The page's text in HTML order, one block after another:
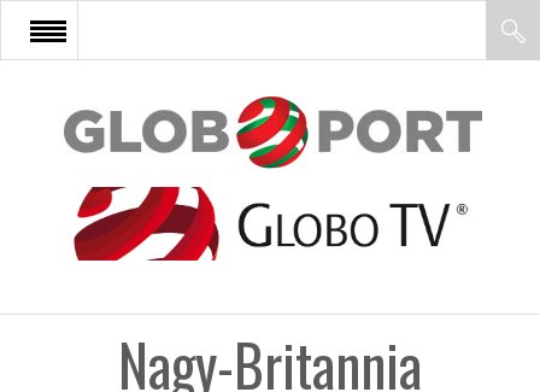
FŐOLDAL
AFRIKA
Nagy-Britannia